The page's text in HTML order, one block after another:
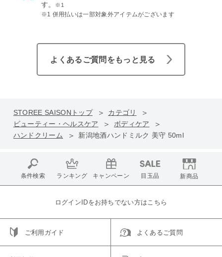
す。
※1
※1 併用払いは一部対象外アイテムがございます
よくあるご質問をもっと見る
STOREE SAISONトップ
カテゴリ
ビューティー・ヘルスケア
ボディケア
ハンドクリーム
新潟地酒ハンドミルク 美守 50ml
条件検索 ランキング キャンペーン 目玉品 新商品
ログインIDをお持ちでない方はこちら
ご利用ガイド よくあるご質問